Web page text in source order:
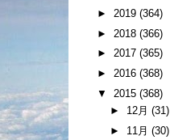
► 2019 (364)
► 2018 (366)
► 2017 (365)
► 2016 (368)
▼ 2015 (368)
► 12月 (31)
► 11月 (30)